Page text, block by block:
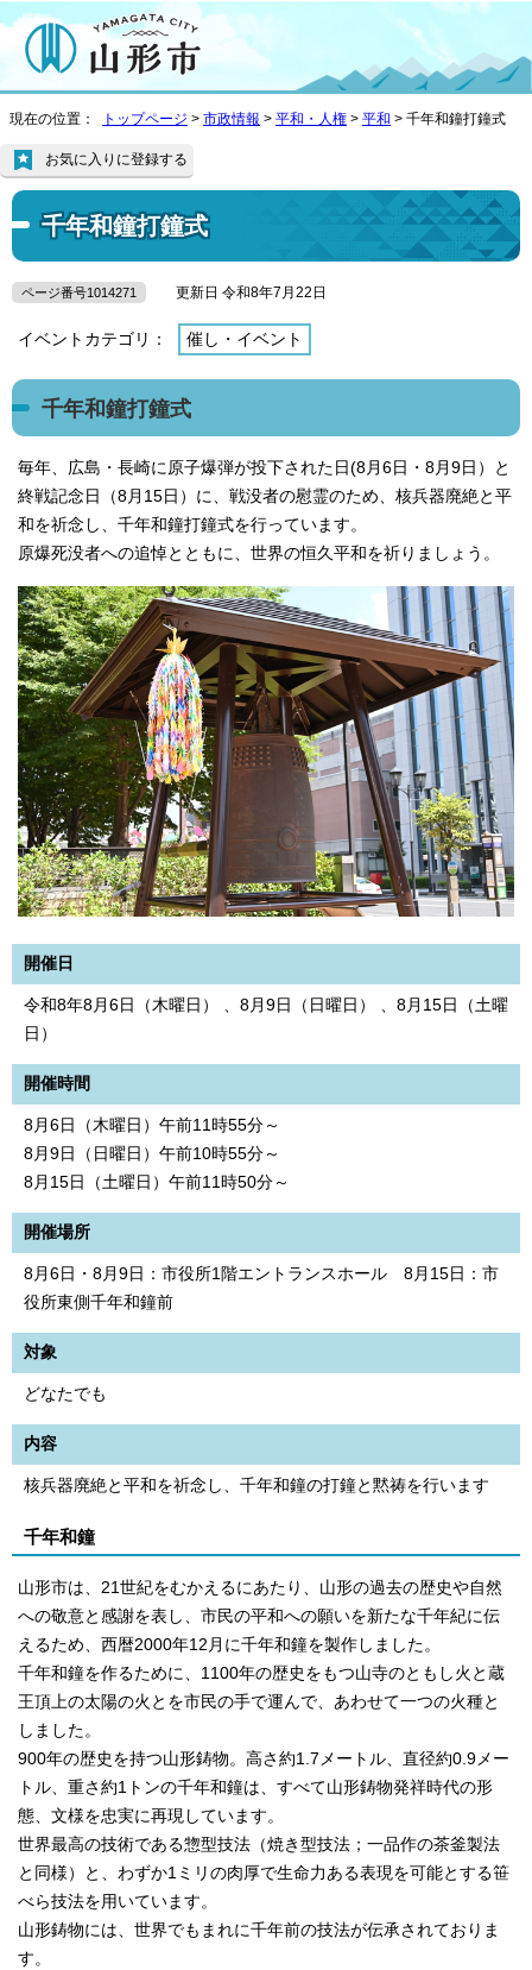
現在の位置： トップページ > 市政情報 > 平和・人権 > 平和 > 千年和鐘打鐘式
千年和鐘打鐘式
お気に入りに登録する
ページ番号1014271 更新日 令和8年7月22日
イベントカテゴリ： 催し・イベント
千年和鐘打鐘式
毎年、広島・長崎に原子爆弾が投下された日(8月6日・8月9日）と
終戦記念日（8月15日）に、戦没者の慰霊のため、核兵器廃絶と平
和を祈念し、千年和鐘打鐘式を行っています。
原爆死没者への追悼とともに、世界の恒久平和を祈りましょう。
開催日
令和8年8月6日（木曜日） 、8月9日（日曜日） 、8月15日（土曜
日）
開催時間
8月6日（木曜日）午前11時55分～
8月9日（日曜日）午前10時55分～
8月15日（土曜日）午前11時50分～
開催場所
8月6日・8月9日：市役所1階エントランスホール 8月15日：市
役所東側千年和鐘前
対象
どなたでも
内容
核兵器廃絶と平和を祈念し、千年和鐘の打鐘と黙祷を行います
千年和鐘
山形市は、21世紀をむかえるにあたり、山形の過去の歴史や自然
への敬意と感謝を表し、市民の平和への願いを新たな千年紀に伝
えるため、西暦2000年12月に千年和鐘を製作しました。
千年和鐘を作るために、1100年の歴史をもつ山寺のともし火と蔵
王頂上の太陽の火とを市民の手で運んで、あわせて一つの火種と
しました。
900年の歴史を持つ山形鋳物。高さ約1.7メートル、直径約0.9メー
トル、重さ約1トンの千年和鐘は、すべて山形鋳物発祥時代の形
態、文様を忠実に再現しています。
世界最高の技術である惣型技法（焼き型技法；一品作の茶釜製法
と同様）と、わずか1ミリの肉厚で生命力ある表現を可能とする笹
べら技法を用いています。
山形鋳物には、世界でもまれに千年前の技法が伝承されておりま
す。